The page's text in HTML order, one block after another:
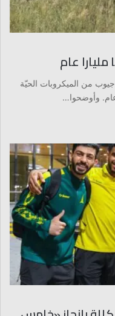
عام
من الميكروبات الحيّة
وأوضحوا…